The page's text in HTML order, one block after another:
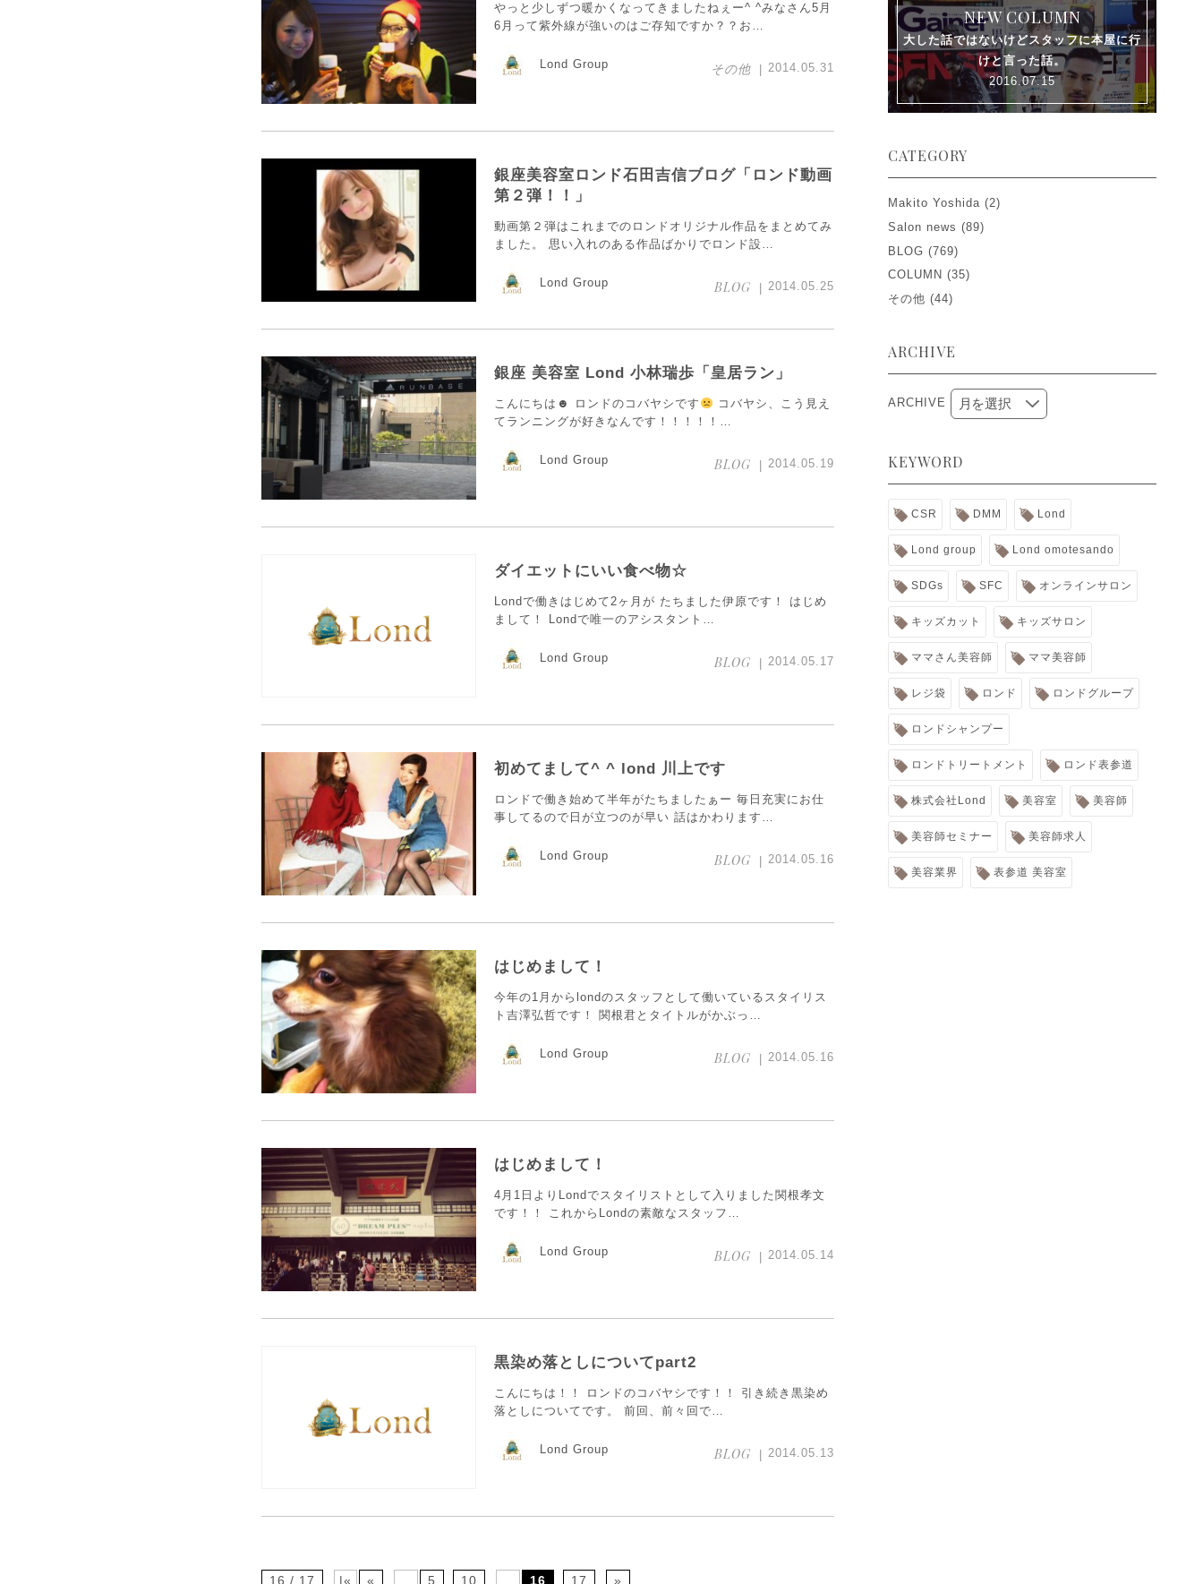
やっと少しずつ暖かくなってきましたねぇー^ ^みなさん5月
6月って紫外線が強いのはご存知ですか？？お…
Lond Group その他 2014.05.31
銀座美容室ロンド石田吉信ブログ「ロンド動画
第２弾！！」
動画第２弾はこれまでのロンドオリジナル作品をまとめてみ
ました。 思い入れのある作品ばかりでロンド設…
Lond Group BLOG 2014.05.25
銀座 美容室 Lond 小林瑞歩「皇居ラン」
こんにちは☻ ロンドのコバヤシです
コバヤシ、こう見え
てランニングが好きなんです！！！！！…
Lond Group BLOG 2014.05.19
ダイエットにいい食べ物☆
Londで働きはじめて2ヶ月が たちました伊原です！ はじめ
まして！ Londで唯一のアシスタント…
Lond Group BLOG 2014.05.17
初めてまして^ ^ lond 川上です
ロンドで働き始めて半年がたちましたぁー 毎日充実にお仕
事してるので日が立つのが早い 話はかわります…
Lond Group BLOG 2014.05.16
はじめまして！
今年の1月からlondのスタッフとして働いているスタイリス
ト吉澤弘哲です！ 関根君とタイトルがかぶっ…
Lond Group BLOG 2014.05.16
はじめまして！
4月1日よりLondでスタイリストとして入りました関根孝文
です！！ これからLondの素敵なスタッフ…
Lond Group BLOG 2014.05.14
黒染め落としについてpart2
こんにちは！！ ロンドのコバヤシです！！ 引き続き黒染め
落としについてです。 前回、前々回で…
Lond Group BLOG 2014.05.13
16 / 17 |« « 5 10 16 17 »
NEW COLUMN
大した話ではないけどスタッフに本屋に行
けと言った話。
2016.07.15
CATEGORY
Makito Yoshida (2)
Salon news (89)
BLOG (769)
COLUMN (35)
その他 (44)
ARCHIVE
ARCHIVE
KEYWORD
CSR DMM Lond
Lond group Lond omotesando
SDGs SFC オンラインサロン
キッズカット キッズサロン
ママさん美容師 ママ美容師
レジ袋 ロンド ロンドグループ
ロンドシャンプー
ロンドトリートメント ロンド表参道
株式会社Lond 美容室 美容師
美容師セミナー 美容師求人
美容業界 表参道 美容室